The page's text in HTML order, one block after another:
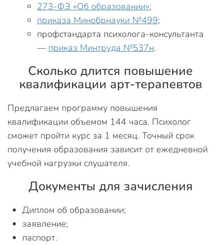
273-ФЗ «Об образовании»;
приказа Минобрнауки №499;
профстандарта психолога-консультанта
— приказ Минтруда №537н.
Сколько длится повышение
квалификации арт-терапевтов
Предлагаем программу повышения
квалификации объемом 144 часа. Психолог
сможет пройти курс за 1 месяц. Точный срок
получения образования зависит от ежедневной
учебной нагрузки слушателя.
Документы для зачисления
Диплом об образовании;
заявление;
паспорт.